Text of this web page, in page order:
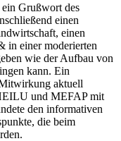
Grußwort des
einen
einen
in einer moderierten
wie der Aufbau von
kann. Ein
aktuell
und MEFAP mit
den informativen
die beim